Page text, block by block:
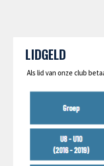
LIDGELD
Als lid van onze club